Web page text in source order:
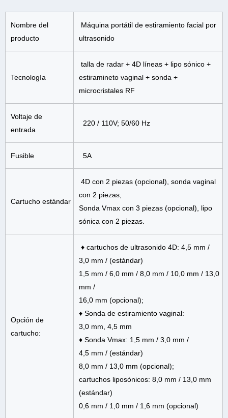
Nombre del
producto
Máquina portátil de estiramiento facial por
ultrasonido
Tecnología
talla de radar + 4D líneas + lipo sónico +
estiramineto vaginal + sonda +
microcristales RF
Voltaje de
entrada
220 / 110V; 50/60 Hz
Fusible 5A
Cartucho estándar
4D con 2 piezas (opcional), sonda vaginal
con 2 piezas,
Sonda Vmax con 3 piezas (opcional), lipo
sónica con 2 piezas.
Opción de
cartucho:
♦ cartuchos de ultrasonido 4D: 4,5 mm /
3,0 mm / (estándar)
1,5 mm / 6,0 mm / 8,0 mm / 10,0 mm / 13,0
mm /
16,0 mm (opcional);
♦ Sonda de estiramiento vaginal:
3,0 mm, 4,5 mm
♦ Sonda Vmax: 1,5 mm / 3,0 mm /
4,5 mm / (estándar)
8,0 mm / 13,0 mm (opcional);
cartuchos liposónicos: 8,0 mm / 13,0 mm
(estándar)
0,6 mm / 1,0 mm / 1,6 mm (opcional)